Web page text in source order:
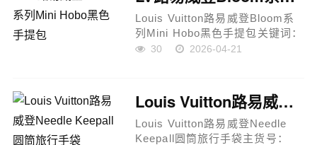
Louis Vuitton路易威登Bloom系
列Mini Hobo黑色手提包关键词：
牛皮、单肩、斜挎包、可调节肩
包，以简约优雅的轮廓结合品...
30 2026-04-21
Louis Vuitton路易威登Needle Keepall圆筒旅行手袋
Louis Vuitton路易威登Needle
Keepall圆筒旅行手袋主货号：